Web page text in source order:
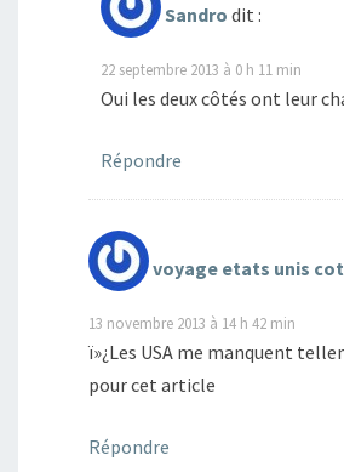
Sandro dit :
22 septembre 2013 à 0 h 11 min
Oui les deux côtés ont leur
Répondre
voyage etats unis
13 novembre 2013 à 14 h 42 min
ï»¿Les USA me manquent
pour cet article
Répondre